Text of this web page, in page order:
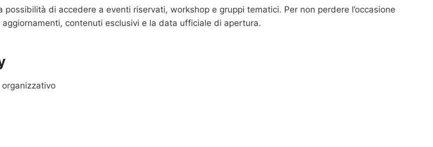
possibilità di accedere a eventi riservati, workshop e gruppi tematici. Per non perdere l’occasione
contenuti esclusivi e la data ufficiale di apertura.